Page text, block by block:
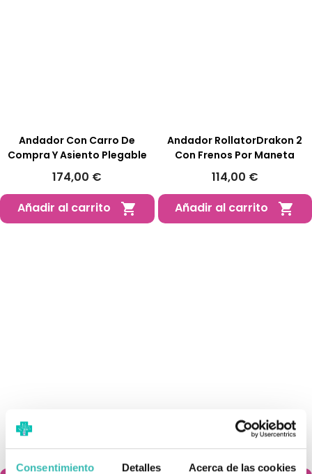
Consentimiento Detalles Acerca de las cookies
Andador Con Carro De
Compra Y Asiento Plegable
174,00 €
Añadir al carrito

Andador RollatorDrakon 2
Con Frenos Por Maneta
114,00 €
Añadir al carrito

183,95 €
Silla (2 En 1)
199,99 €